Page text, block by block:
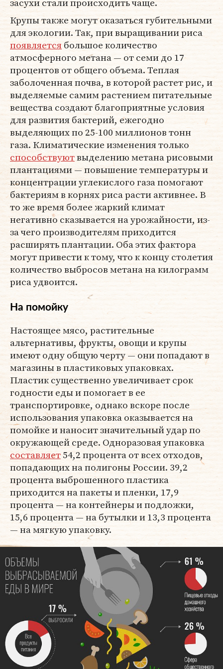
Крупы также могут оказаться губительными
для экологии. Так, при выращивании риса
появляетсябольшое количество
атмосферного метана — от семи до 17
процентов от общего объема. Теплая
заболоченная почва, в которой растет рис, и
выделяемые самим растением питательные
вещества создают благоприятные условия
для развития бактерий, ежегодно
выделяющих по 25-100 миллионов тонн
газа. Климатические изменения только
способствуютвыделению метана рисовыми
плантациями — повышение температуры и
концентрации углекислого газа помогают
бактериям в корнях риса расти активнее. В
то же время более жаркий климат
негативно сказывается на урожайности, из-
за чего производителям приходится
расширять плантации. Оба этих фактора
могут привести к тому, что к концу столетия
количество выбросов метана на килограмм
риса удвоится.
На помойку
Настоящее мясо, растительные
альтернативы, фрукты, овощи и крупы
имеют одну общую черту — они попадают в
магазины в пластиковых упаковках.
Пластик существенно увеличивает срок
годности еды и помогает в ее
транспортировке, однако вскоре после
использования упаковка оказывается на
помойке и наносит значительный удар по
окружающей среде. Одноразовая упаковка
составляет54,2 процента от всех отходов,
попадающих на полигоны России. 39,2
процента выброшенного пластика
приходится на пакеты и пленки, 17,9
процента — на контейнеры и подложки,
15,6 процента — на бутылки и 13,3 процента
— на мягкую упаковку.